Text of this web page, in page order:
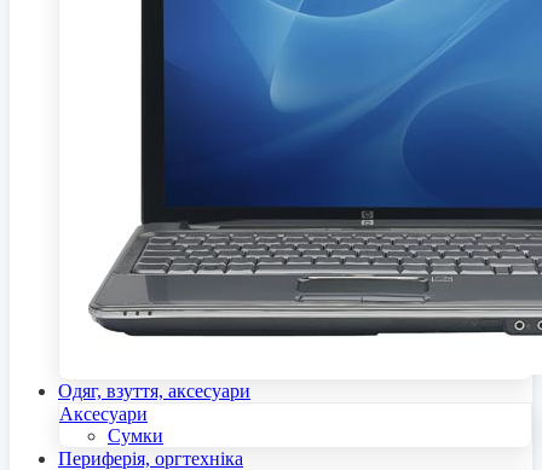
Одяг, взуття, аксесуари
Аксесуари
Сумки
Периферія, оргтехніка